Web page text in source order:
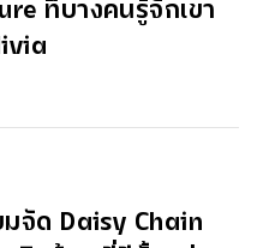
ที่บางคนรู้จักเขา
มจัด Daisy Chain